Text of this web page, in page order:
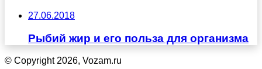
27.06.2018
Рыбий жир и его польза для организма
© Copyright 2026, Vozam.ru